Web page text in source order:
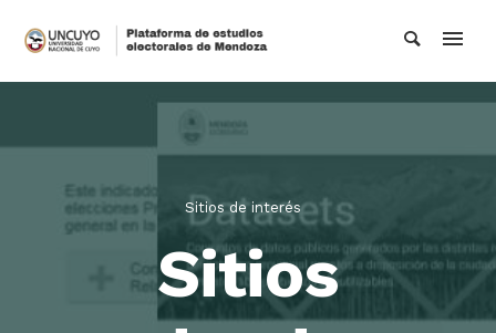
Sitios de interés
Sitios